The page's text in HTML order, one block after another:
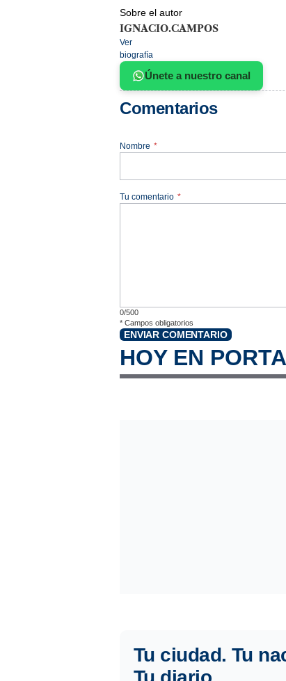
Sobre el autor
IGNACIO.CAMPOS
Ver
biografía
Únete a nuestro canal
Comentarios
Nombre *
Tu comentario *
0/500
* Campos obligatorios
ENVIAR COMENTARIO
HOY EN
Tu ciudad. Tu